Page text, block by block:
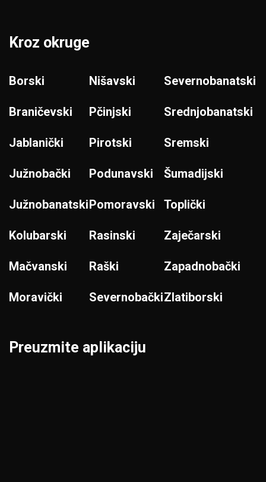
Kroz okruge
Borski
Braničevski
Jablanički
Južnobački
Južnobanatski
Kolubarski
Mačvanski
Moravički
Nišavski
Pčinjski
Pirotski
Podunavski
Pomoravski
Rasinski
Raški
Severnobački
Severnobanatski
Srednjobanatski
Sremski
Šumadijski
Toplički
Zaječarski
Zapadnobački
Zlatiborski
Preuzmite aplikaciju